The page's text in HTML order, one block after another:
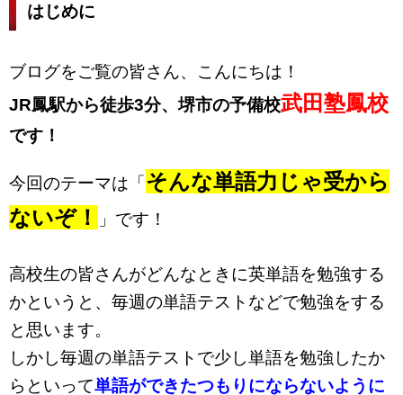
はじめに
ブログをご覧の皆さん、こんにちは！
JR鳳駅から徒歩3分、堺市の予備校武田塾鳳校
です！
今回のテーマは「 そんな単語力じゃ受から
ないぞ！
」です！
高校生の皆さんがどんなときに英単語を勉強する
かというと、毎週の単語テストなどで勉強をする
と思います。
しかし毎週の単語テストで少し単語を勉強したか
らといって単語ができたつもりにならないように